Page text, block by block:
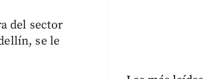
del sector
se le